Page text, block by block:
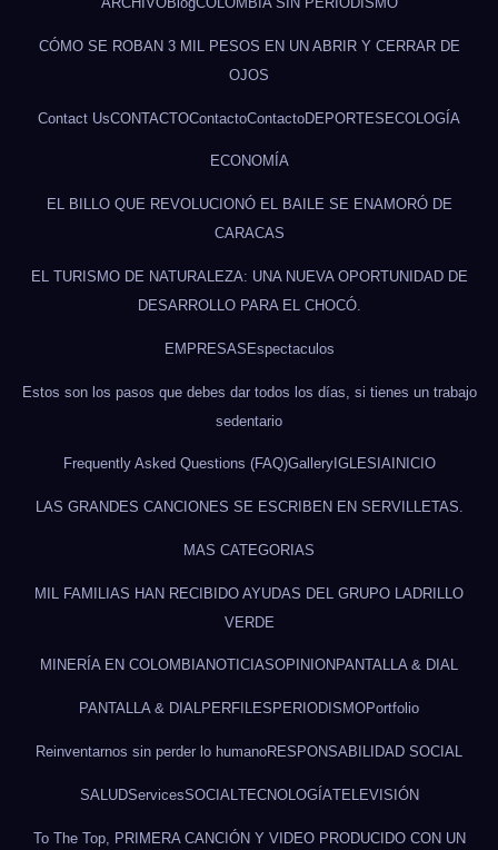
CÓMO SE ROBAN 3 MIL PESOS EN UN ABRIR Y CERRAR DE
OJOS
Contact UsCONTACTOContactoContactoDEPORTESECOLOGÍA
ECONOMÍA
EL BILLO QUE REVOLUCIONÓ EL BAILE SE ENAMORÓ DE
CARACAS
EL TURISMO DE NATURALEZA: UNA NUEVA OPORTUNIDAD DE
DESARROLLO PARA EL CHOCÓ.
EMPRESASEspectaculos
Estos son los pasos que debes dar todos los días, si tienes un trabajo
sedentario
Frequently Asked Questions (FAQ)GalleryIGLESIAINICIO
LAS GRANDES CANCIONES SE ESCRIBEN EN SERVILLETAS.
MAS CATEGORIAS
MIL FAMILIAS HAN RECIBIDO AYUDAS DEL GRUPO LADRILLO
VERDE
MINERÍA EN COLOMBIANOTICIASOPINION PANTALLA & DIAL
PANTALLA & DIALPERFILES PERIODISMOPortfolio
Reinventarnos sin perder lo humanoRESPONSABILIDAD SOCIAL
SALUDServicesSOCIAL TECNOLOGÍATELEVISIÓN
To The Top, PRIMERA CANCIÓN Y VIDEO PRODUCIDO CON UN